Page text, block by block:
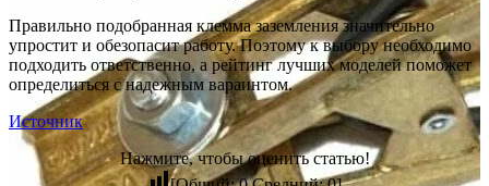
Правильно подобранная клемма заземления значительно
упростит и обезопасит работу. Поэтому к выбору необходимо
подходить ответственно, а рейтинг лучших моделей поможет
определиться с надежным вараинтом.
Источник
Нажмите, чтобы оценить статью!